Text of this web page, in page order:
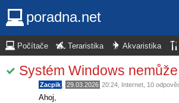
poradna.net
Počítače Teraristika Akvaristika
Systém Windows
Zacpik 29.03.2026 20:24 Internet , 10
Ahoj,